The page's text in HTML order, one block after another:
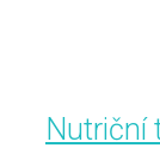
Nutriční